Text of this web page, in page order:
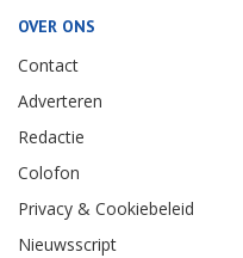
OVER ONS
Contact
Adverteren
Redactie
Colofon
Privacy & Cookiebeleid
Nieuwsscript